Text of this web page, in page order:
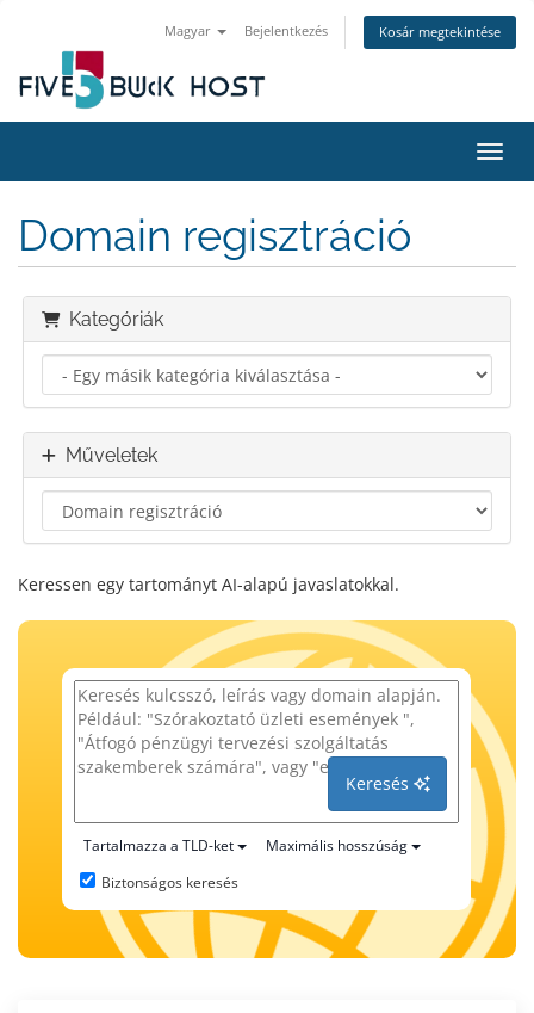
Magyar Bejelentkezés Kosár megtekintése
Domain regisztráció
Kategóriák
Műveletek
Keressen egy tartományt AI-alapú javaslatokkal.
Keresés
Tartalmazza a TLD-ket
Maximális hosszúság
Biztonságos keresés